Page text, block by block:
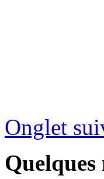
Onglet